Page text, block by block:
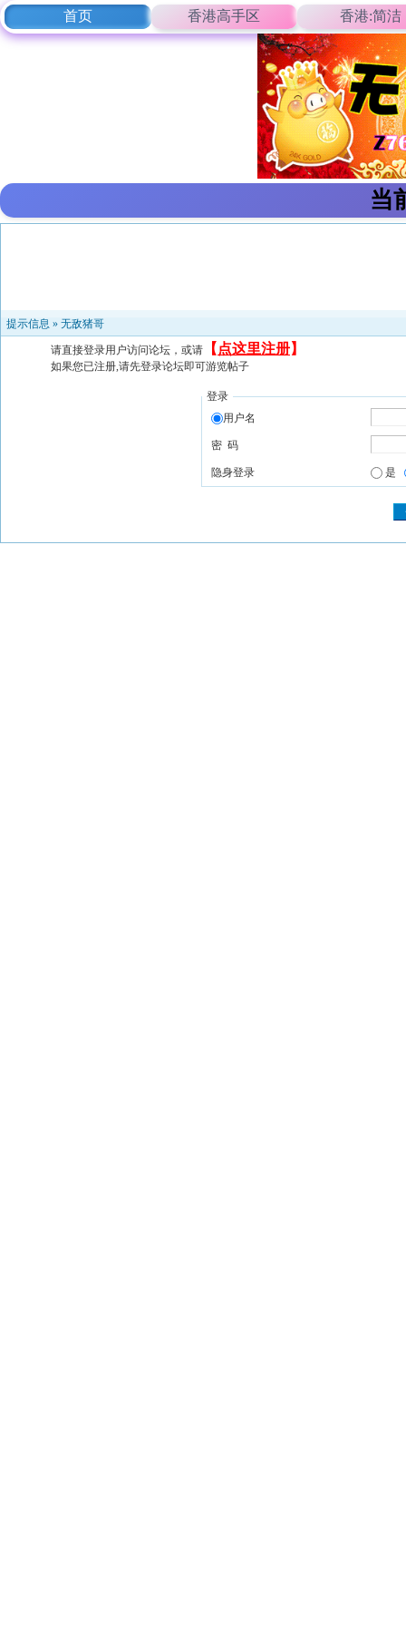
首页 香港高手区 香港:简洁
当
提示信息 » 无敌猪哥
请直接登录用户访问论坛，或请 【 点这里注册】
如果您已注册,请先登录论坛即可游览帖子
登录
用户名
密 码
隐身登录 是